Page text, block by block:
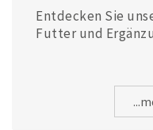
Entdecken Sie
Futter und
lebenswichtigen
unterstützen es
körperlichen